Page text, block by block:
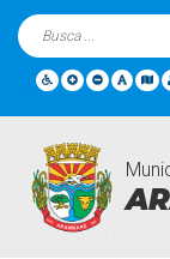
Covid -